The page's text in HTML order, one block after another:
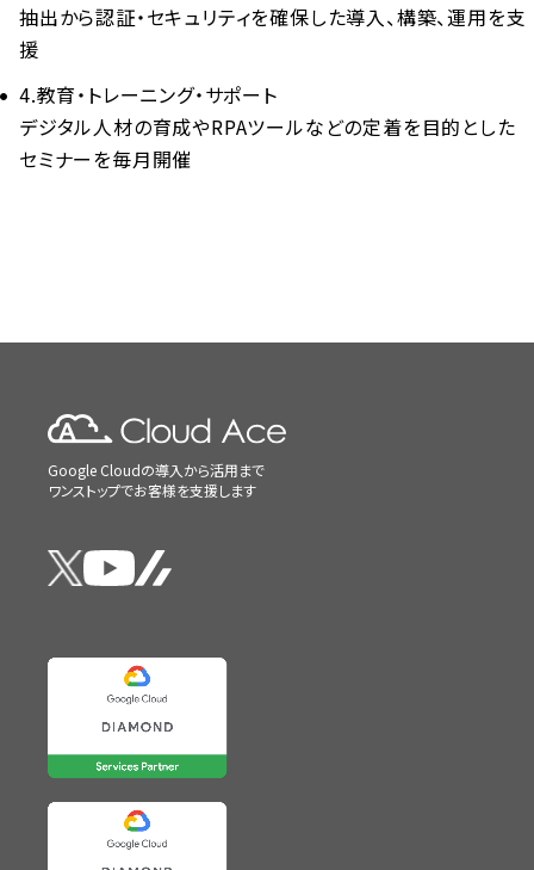
抽出から認証・セキュリティを確保した導入、構築、運用を支
援
4.教育・トレーニング・サポート
デジタル人材の育成やRPAツールなどの定着を目的とした
セミナーを毎月開催
Google Cloudの導入から活用まで
ワンストップでお客様を支援します